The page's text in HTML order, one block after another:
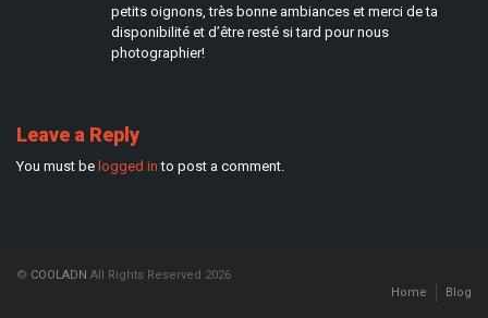
petits oignons, très bonne ambiances et merci de ta
disponibilité et d’être resté si tard pour nous
photographier!
Leave a Reply
You must be logged in to post a comment.
© COOLADN All Rights Reserved 2026
Home
Blog